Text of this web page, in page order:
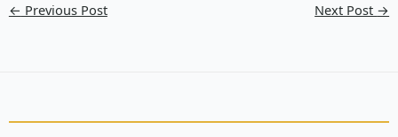
← Previous Post Next Post →